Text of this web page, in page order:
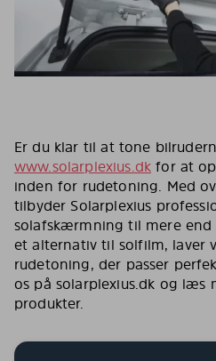
Er du klar til at tone
www.solarplexius.dk for at
inden for rudetoning. Med
tilbyder Solarplexius
solafskærmning til mere
et alternativ til solfilm, laver
rudetoning, der passer
os på solarplexius.dk og læs
produkter.